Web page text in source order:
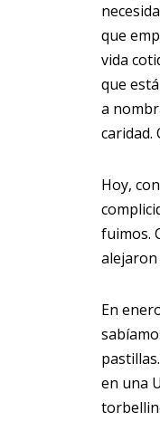
que
vida
que
a
caridad.
Hoy,
fuimos.
alejaron
En
en una